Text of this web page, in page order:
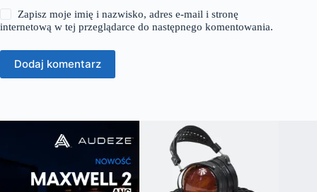
Zapisz moje imię i nazwisko, adres e-mail i stronę
internetową w tej przeglądarce do następnego komentowania.
Dodaj komentarz